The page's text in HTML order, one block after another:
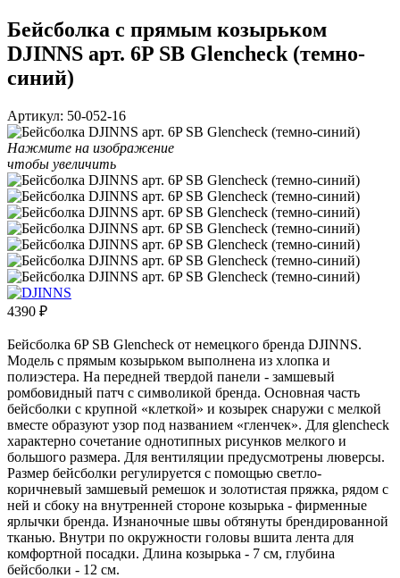
Бейсболка с прямым козырьком
DJINNS арт. 6P SB Glencheck (темно-
синий)
Артикул: 50-052-16
Нажмите на изображение
чтобы увеличить
4390 ₽
Бейсболка 6P SB Glencheck от немецкого бренда DJINNS.
Модель с прямым козырьком выполнена из хлопка и
полиэстера. На передней твердой панели - замшевый
ромбовидный патч с символикой бренда. Основная часть
бейсболки с крупной «клеткой» и козырек снаружи с мелкой
вместе образуют узор под названием «гленчек». Для glencheck
характерно сочетание однотипных рисунков мелкого и
большого размера. Для вентиляции предусмотрены люверсы.
Размер бейсболки регулируется с помощью светло-
коричневый замшевый ремешок и золотистая пряжка, рядом с
ней и сбоку на внутренней стороне козырька - фирменные
ярлычки бренда. Изнаночные швы обтянуты брендированной
тканью. Внутри по окружности головы вшита лента для
комфортной посадки. Длина козырька - 7 см, глубина
бейсболки - 12 см.